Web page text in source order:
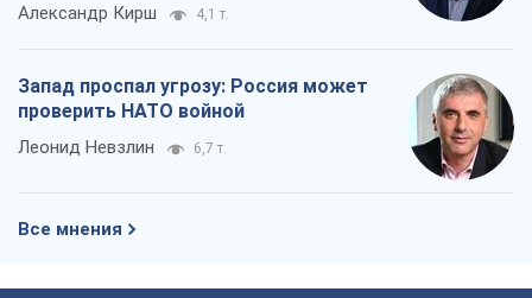
Александр Кирш 4,1 т.
Запад проспал угрозу: Россия может
проверить НАТО войной
Леонид Невзлин 6,7 т.
Все мнения